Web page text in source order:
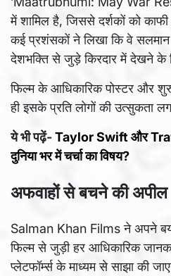
में शामिल है, जिससे दर्शकों को
कई प्रशंसकों ने लिखा कि वे
देशभक्ति से जुड़े किरदार में देखने के
फिल्म के आधिकारिक पोस्टर और
ही इसके प्रति लोगों की उत्सुकता
ये भी पढ़ें-Taylor Swift और
दुनिया भर में चर्चा का विषय?
अफवाहों से बचने की अपील
Salman Khan Films ने अपने
फिल्म से जुड़ी हर आधिकारिक
प्लेटफॉर्म्स के माध्यम से साझा की